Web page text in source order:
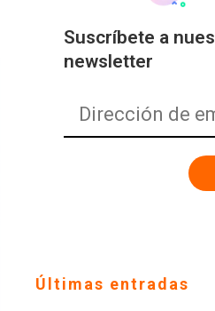
Suscríbete a
newsletter
Últimas entradas